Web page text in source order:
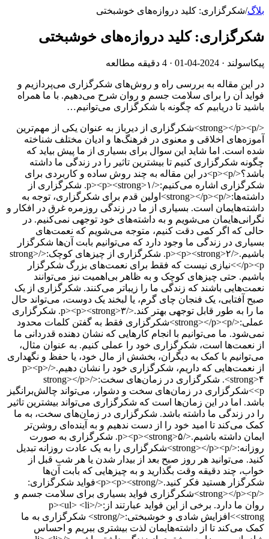
بلاگ/شکرگزاری: کلید دروازه‌های خوشبختی
شکرگزاری: کلید دروازه‌های خوشبختی
پیکاسولند · 2024-04-01 · 4 دقیقه مطالعه
در این مقاله به بررسی راه و روش‌های شکرگزاری می‌پردازیم و
فواید آن را برای سلامت جسم و روان شرح می‌دهیم. با ما همراه
باشید تا دریابیم که چگونه با شکرگزاری می‌توانیم…
</strong></p><p>شکرگزاری از دیرباز به عنوان یکی از مهم‌ترین
آموزه‌های اخلاقی و معنوی در فرهنگ‌ها و ادیان مختلف شناخته
شده است. اما شاید این سوال برای بسیاری از ما پیش بیاید که
چگونه شکرگزاری کنیم تا بیشترین تاثیر را در زندگی ما داشته
باشد؟</p><p>در این مقاله به چند روش ساده و کاربردی برای
شکرگزاری اشاره می‌کنیم:</p><p><strong>۱. شکرگزاری از
داشته‌ها:</strong></p><p>اولین قدم برای شکرگزاری، توجه به
داشته‌هایمان است. بسیاری از ما در زندگی روزمره غرق در افکار و
نگرانی‌هایمان می‌شویم و به داشته‌های خود توجهی نمی‌کنیم. در
حالی که اگر کمی دقت کنیم، متوجه می‌شویم که نعمت‌های
بسیاری در زندگی ما وجود دارد که می‌توانیم بابت آن‌ها شکرگزار
باشیم.</p><p><strong>۲. شکرگزاری از چیزهای کوچک:</strong>
</p><p>نیازی نیست که فقط برای نعمت‌های بزرگ شکرگزار
باشیم. حتی چیزهای کوچک و به ظاهر بی‌اهمیت نیز می‌توانند
نعمت‌هایی باشند که زندگی ما را زیباتر می‌کنند. شکرگزاری از یک
صبح آفتابی، یک فنجان چای گرم، یا لبخند یک دوست، می‌تواند حال
ما را به طور قابل توجهی بهتر کند.</p><p><strong>۳. شکرگزاری
عملی:</strong></p><p>شکرگزاری فقط به گفتن کلمات محدود
نمی‌شود. ما می‌توانیم با انجام کارهایی که نشان دهنده قدردانی ما
از نعمت‌ها است، شکرگزاری خود را عملی کنیم. به عنوان مثال،
می‌توانیم با کمک به دیگران، بخشش از مال خود، یا حفظ و نگهداری
از نعمت‌هایی که داریم، شکرگزاری خود را نشان دهیم.</p><p>
<strong>۴. شکرگزاری در زمان‌های سخت:</strong></p>
<p>شکرگزاری در زمان‌های سخت و دشوار، می‌تواند چالش‌برانگیز
باشد. اما در این زمان‌ها است که شکرگزاری می‌تواند بیشترین تاثیر
را در زندگی ما داشته باشد. شکرگزاری در زمان‌های سخت، به ما
کمک می‌کند تا امید خود را از دست ندهیم و به آینده‌ای روشن‌تر
ایمان داشته باشیم.</p><p><strong>۵. شکرگزاری به صورت
روزانه:</strong></p><p>شکرگزاری را به یک عادت روزانه تبدیل
کنید. می‌توانید هر روز صبح بعد از بیدار شدن یا هر شب قبل از
خواب، چند دقیقه وقت بگذارید و به چیزهایی که بابت آن‌ها
شکرگزار هستید فکر کنید.</p><p><strong>فواید شکرگزاری:
</strong></p><p>شکرگزاری فواید بسیاری برای سلامت جسم و
روان ما دارد. برخی از این فواید عبارتند از:</p><ul> <li>
<strong>افزایش شادی و خوشبختی:</strong> شکرگزاری به ما
کمک می‌کند تا از داشته‌هایمان لذت بیشتری ببریم و احساس